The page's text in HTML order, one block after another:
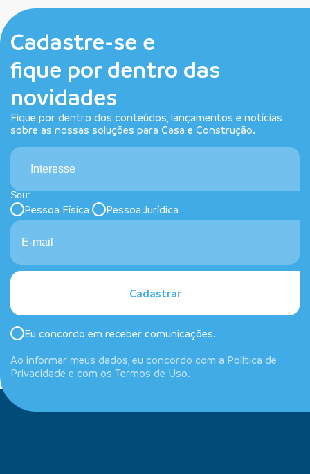
Cadastre-se e
fique por dentro das
novidades
Fique por dentro dos conteúdos, lançamentos e notícias
sobre as nossas soluções para Casa e Construção.
Interesse
Sou:
Pessoa Física Pessoa Jurídica
Cadastrar
Eu concordo em receber comunicações.
Ao informar meus dados, eu concordo com a Política de
Privacidade e com os Termos de Uso.